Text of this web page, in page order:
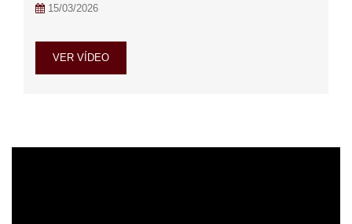
15/03/2026
VER VÍDEO